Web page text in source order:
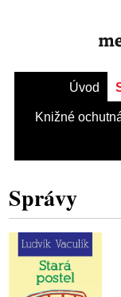
Úvod
Knižné
Správy